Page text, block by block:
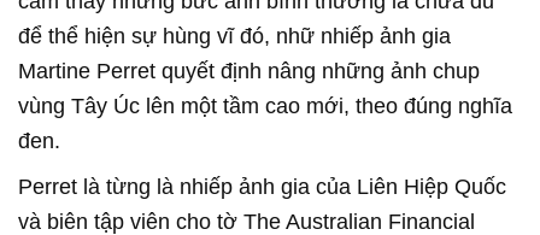
để thể hiện sự hùng vĩ đó, nhữ nhiếp ảnh gia
Martine Perret quyết định nâng những ảnh chup
vùng Tây Úc lên một tầm cao mới, theo đúng nghĩa
đen.
Perret là từng là nhiếp ảnh gia của Liên Hiệp Quốc
và biên tập viên cho tờ The Australian Financial